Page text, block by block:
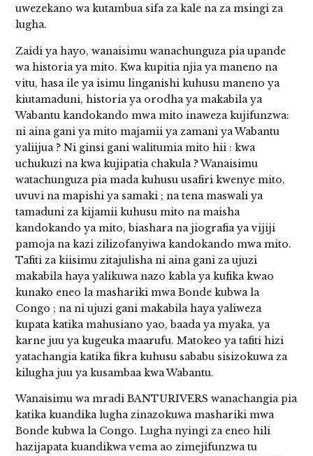
uwezekano wa kutambua sifa za kale na za msingi za
lugha.
Zaidi ya hayo, wanaisimu wanachunguza pia upande
wa historia ya mito. Kwa kupitia njia ya maneno na
vitu, hasa ile ya isimu linganishi kuhusu maneno ya
kiutamaduni, historia ya orodha ya makabila ya
Wabantu kandokando mwa mito inaweza kujifunzwa:
ni aina gani ya mito majamii ya zamani ya Wabantu
yaliijua ? Ni ginsi gani walitumia mito hii : kwa
uchukuzi na kwa kujipatia chakula ? Wanaisimu
watachunguza pia mada kuhusu usafiri kwenye mito,
uvuvi na mapishi ya samaki ; na tena maswali ya
tamaduni za kijamii kuhusu mito na maisha
kandokando ya mito, biashara na jiografia ya vijiji
pamoja na kazi zilizofanyiwa kandokando mwa mito.
Tafiti za kiisimu zitajulisha ni aina gani za ujuzi
makabila haya yalikuwa nazo kabla ya kufika kwao
kunako eneo la mashariki mwa Bonde kubwa la
Congo ; na ni ujuzi gani makabila haya yaliweza
kupata katika mahusiano yao, baada ya myaka, ya
karne juu ya kugeuka maarufu. Matokeo ya tafiti hizi
yatachangia katika fikra kuhusu sababu sisizokuwa za
kilugha juu ya kusambaa kwa Wabantu.
Wanaisimu wa mradi BANTURIVERS wanachangia pia
katika kuandika lugha zinazokuwa mashariki mwa
Bonde kubwa la Congo. Lugha nyingi za eneo hili
hazijapata kuandikwa vema ao zimejifunzwa tu